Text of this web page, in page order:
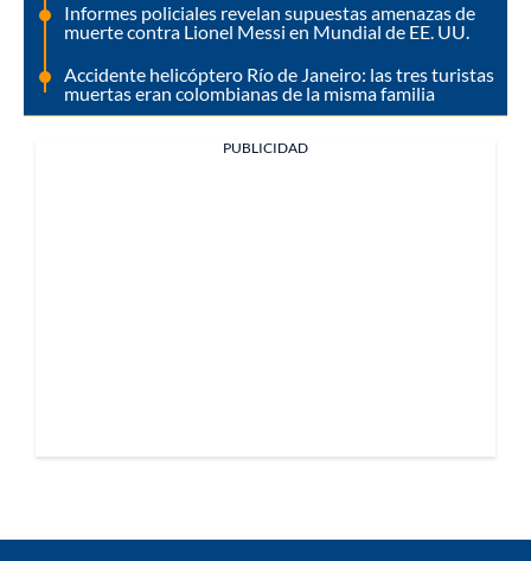
Informes policiales revelan supuestas amenazas de
muerte contra Lionel Messi en Mundial de EE. UU.
Accidente helicóptero Río de Janeiro: las tres turistas
muertas eran colombianas de la misma familia
PUBLICIDAD